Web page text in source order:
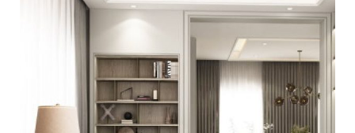
מזנונים מעוצבים – מה חשוב
לדעת לפני שקונים?
אף סלון אינו שלם ללא הימצאות של מזנון במרכזו.